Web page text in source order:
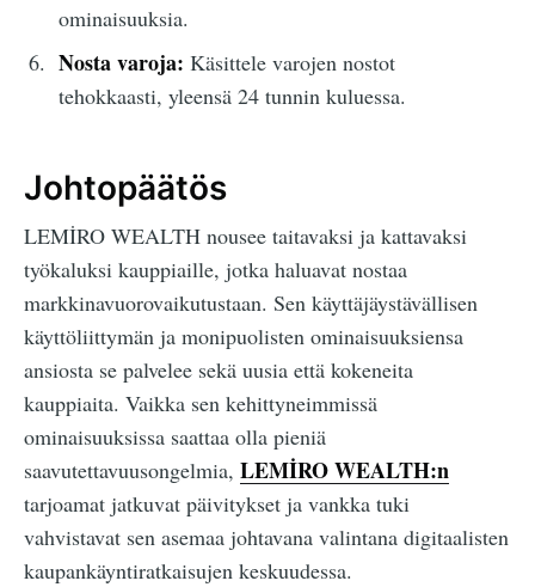
ominaisuuksia.
Nosta varoja: Käsittele varojen nostot
tehokkaasti, yleensä 24 tunnin kuluessa.
Johtopäätös
LEMİRO WEALTH nousee taitavaksi ja kattavaksi
työkaluksi kauppiaille, jotka haluavat nostaa
markkinavuorovaikutustaan. Sen käyttäjäystävällisen
käyttöliittymän ja monipuolisten ominaisuuksiensa
ansiosta se palvelee sekä uusia että kokeneita
kauppiaita. Vaikka sen kehittyneimmissä
ominaisuuksissa saattaa olla pieniä
saavutettavuusongelmia, LEMİRO WEALTH:n
tarjoamat jatkuvat päivitykset ja vankka tuki
vahvistavat sen asemaa johtavana valintana digitaalisten
kaupankäyntiratkaisujen keskuudessa.